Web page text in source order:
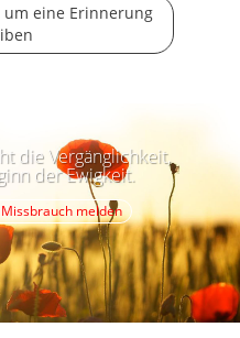
eine Erinnerung
die Vergänglichkeit,
der Ewigkeit.
Missbrauch melden